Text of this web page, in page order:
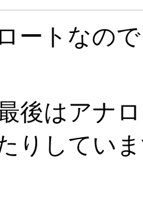
ートなの
後はアナ
りしてい